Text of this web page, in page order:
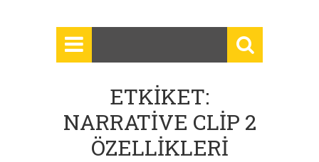
ETKIKET:
NARRATIVE CLIP 2
ÖZELLIKLERI